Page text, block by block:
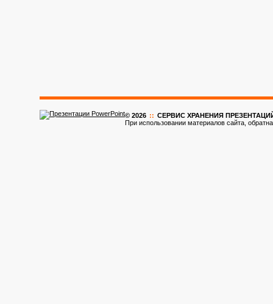
© 2026 :: CЕРВИС ХРАНЕНИЯ ПРЕЗЕНТАЦИЙ
При использовании материалов сайта,